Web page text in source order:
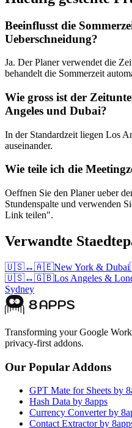
Beeinflusst die
Ueberschneidung?
Ja. Der Planer verwendet die
behandelt die Sommerzeit
Wie gross ist der
Angeles und Dubai?
In der Standardzeit liegen Los
auseinander.
Wie teile ich die
Oeffnen Sie den Planer ueber
Stundenspalte und verwenden
Link teilen".
Verwandte
🇺🇸↔🇦🇪New York & Dubai
🇺🇸↔🇬🇧Los Angeles &
Sydney
Transforming your Google
privacy-first addons.
Our Popular Addons
GPT Mate for Sheets by
Hash Data by 8apps
Currency Converter by
Contact Extractor by